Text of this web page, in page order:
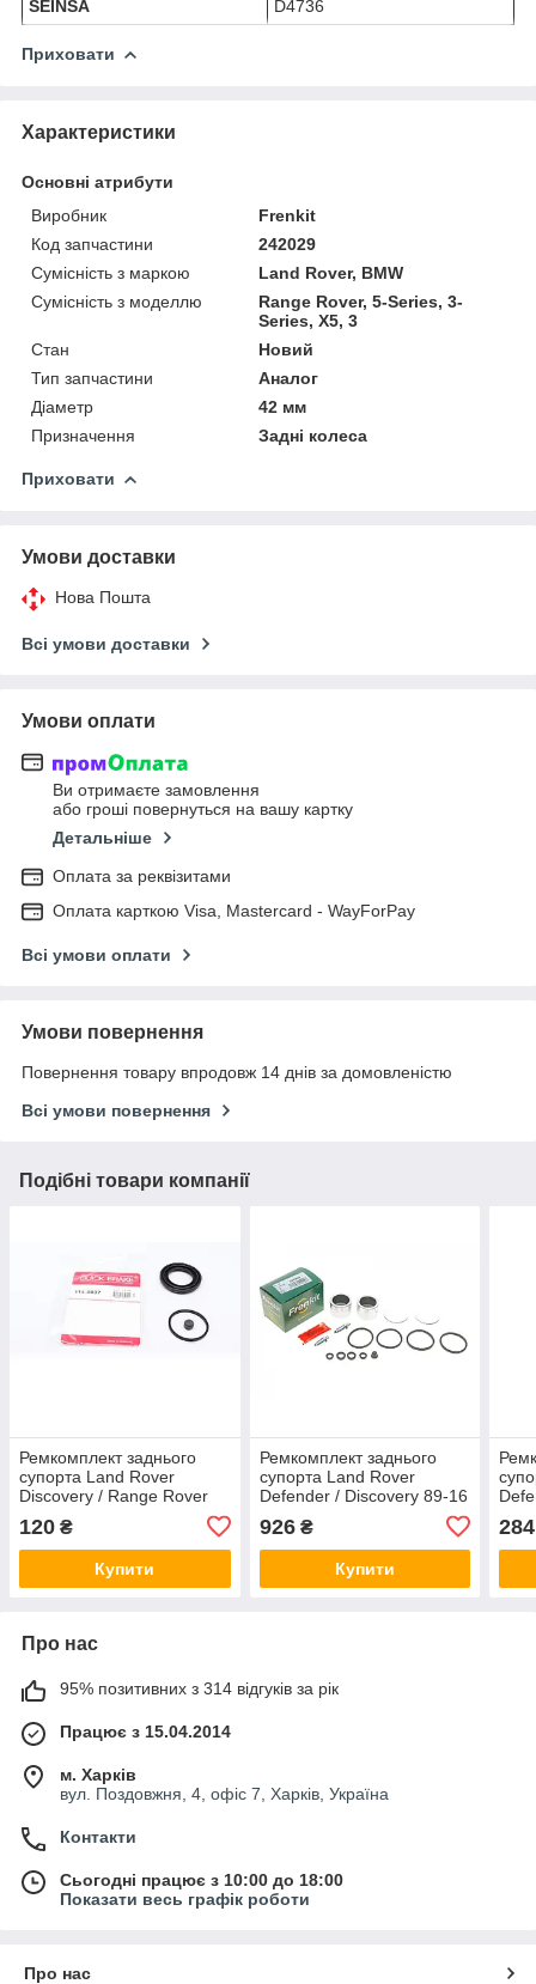
SEINSA
D4736
Приховати
Характеристики
Основні атрибути
Виробник
Frenkit
Код запчастини
242029
Сумісність з маркою
Land Rover, BMW
Сумісність з моделлю
Range Rover, 5-Series, 3-
Series, X5, 3
Стан
Новий
Тип запчастини
Аналог
Діаметр
42 мм
Призначення
Задні колеса
Приховати
Умови доставки
Нова Пошта
Всі умови доставки
Умови оплати
Ви отримаєте замовлення
або гроші повернуться на вашу картку
Детальніше
Оплата за реквізитами
Оплата карткою Visa, Mastercard - WayForPay
Всі умови оплати
Умови повернення
Повернення товару впродовж 14 днів за домовленістю
Всі умови повернення
Подібні товари компанії
Ремкомплект заднього
супорта Land Rover
Discovery / Range Rover
Brake 1140037
120 ₴
Купити
Ремкомплект заднього
супорта Land Rover
Defender / Discovery 89-16
(AP) Frenkit 241904
926₴
Купити
284
Про нас
95% позитивних з 314 відгуків за рік
Працює з 15.04.2014
м. Харків
вул. Поздовжня, 4, офіс 7, Харків, Україна
Контакти
Сьогодні працює з 10:00 до 18:00
Показати весь графік роботи
Про нас